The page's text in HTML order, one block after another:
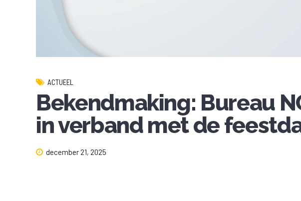
ACTUEEL
Bekendmaking: Bureau
in verband met de
december 21, 2025